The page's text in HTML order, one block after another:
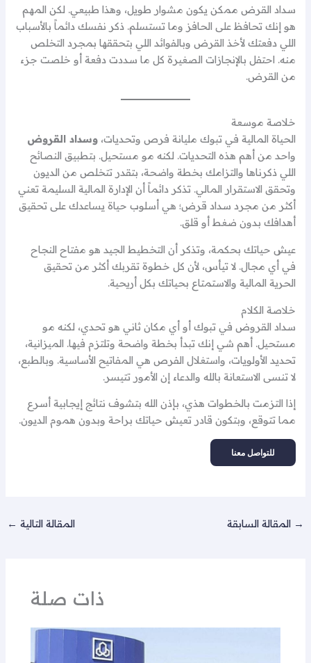
سداد القرض ممكن يكون مشوار طويل، وهذا طبيعي. لكن المهم
هو إنك تحافظ على الحافز وما تستسلم. ذكر نفسك دائماً بالأسباب
اللي دفعتك لأخذ القرض وبالفوائد اللي بتحققها بمجرد التخلص
منه. احتفل بالإنجازات الصغيرة كل ما سددت دفعة أو خلصت جزء
من القرض.
خلاصة موسعة
الحياة المالية في تبوك مليانة فرص وتحديات،وسداد القروض
واحد من أهم هذه التحديات. لكنه مو مستحيل. بتطبيق النصائح
اللي ذكرناها والتزامك بخطة واضحة، بتقدر تتخلص من الديون
وتحقق الاستقرار المالي. تذكر دائماً أن الإدارة المالية السليمة تعني
أكثر من مجرد سداد قرض؛ هي أسلوب حياة يساعدك على تحقيق
أهدافك بدون ضغط أو قلق.
عيش حياتك بحكمة، وتذكر أن التخطيط الجيد هو مفتاح النجاح
في أي مجال. لا تيأس، لأن كل خطوة تقربك أكثر من تحقيق
الحرية المالية والاستمتاع بحياتك بكل أريحية.
خلاصة الكلام
سداد القروض في تبوك أو أي مكان ثاني هو تحدي، لكنه مو
مستحيل. أهم شي إنك تبدأ بخطة واضحة وتلتزم فيها. الميزانية،
تحديد الأولويات، واستغلال الفرص هي المفاتيح الأساسية. وبالطبع،
لا تنسى الاستعانة بالله والدعاء إن الأمور تتيسر.
إذا التزمت بالخطوات هذي، بإذن الله بتشوف نتائج إيجابية أسرع
مما تتوقع، وبتكون قادر تعيش حياتك براحة وبدون هموم الديون.
للتواصل معنا
→ المقالة السابقة المقالة التالية ←
ذات صلة